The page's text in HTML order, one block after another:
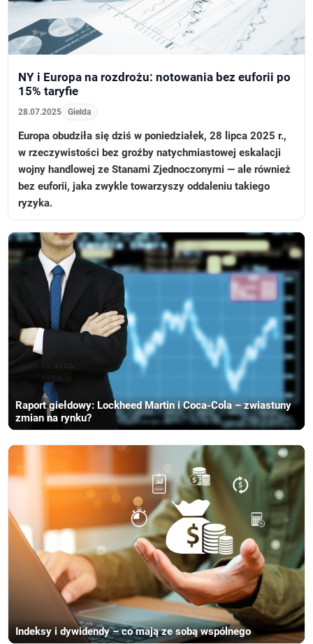
NY i Europa na rozdrożu: notowania bez euforii po
15% taryfie
28.07.2025 Gielda
Europa obudziła się dziś w poniedziałek, 28 lipca 2025 r.,
w rzeczywistości bez groźby natychmiastowej eskalacji
wojny handlowej ze Stanami Zjednoczonymi — ale również
bez euforii, jaka zwykle towarzyszy oddaleniu takiego
ryzyka.
Raport giełdowy: Lockheed Martin i Coca-Cola – zwiastuny
zmian na rynku?
Indeksy i dywidendy – co mają ze sobą wspólnego